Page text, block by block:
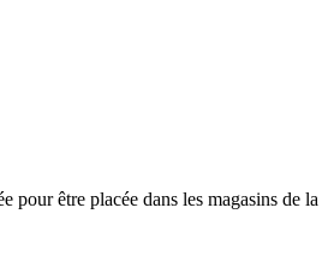
pour être placée dans les magasins de la